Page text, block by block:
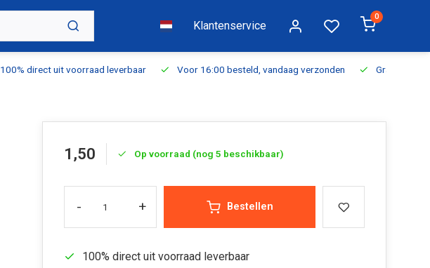
Klantenservice
0
100% direct uit voorraad leverbaar Voor 16:00 besteld, vandaag verzonden Gratis
1,50 Op voorraad (nog 5 beschikbaar)
- + Bestellen
100% direct uit voorraad leverbaar